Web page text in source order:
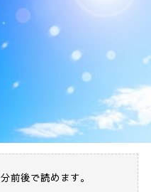
分前後で読めます。